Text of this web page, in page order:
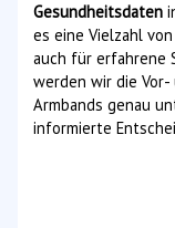
Gesundheitsdaten
es eine Vielzahl
auch für erfahrene
werden wir die
Armbands genau
informierte